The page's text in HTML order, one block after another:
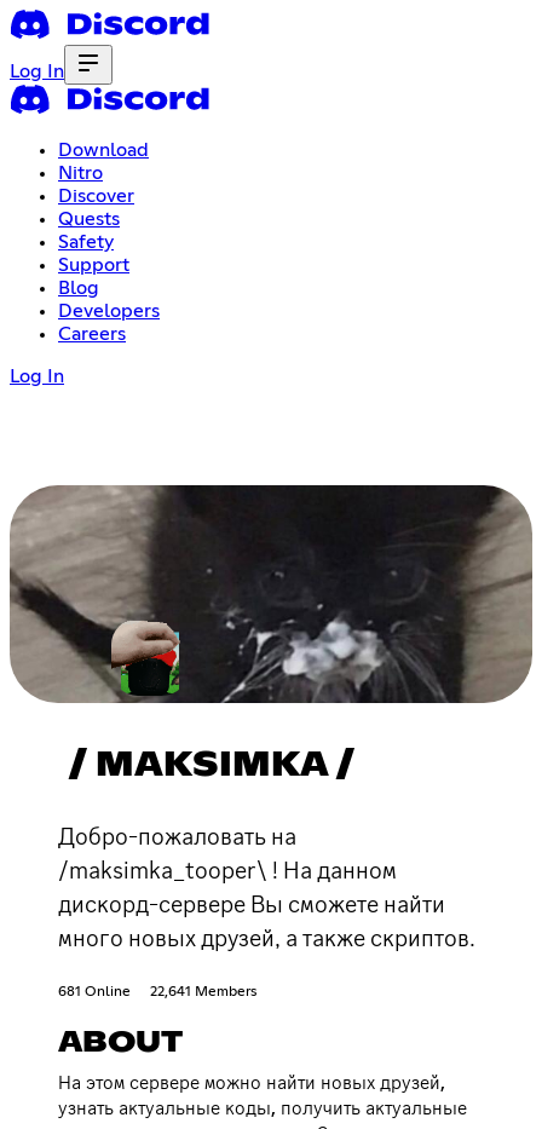
Log In
Download
Nitro
Discover
Quests
Safety
Support
Blog
Developers
Careers
Log In
/ MAKSIMKA /
Добро-пожаловать на
/maksimka_tooper\ ! На данном
дискорд-сервере Вы сможете найти
много новых друзей, а также скриптов.
681 Online 22,641 Members
ABOUT
На этом сервере можно найти новых друзей,
узнать актуальные коды, получить актуальные